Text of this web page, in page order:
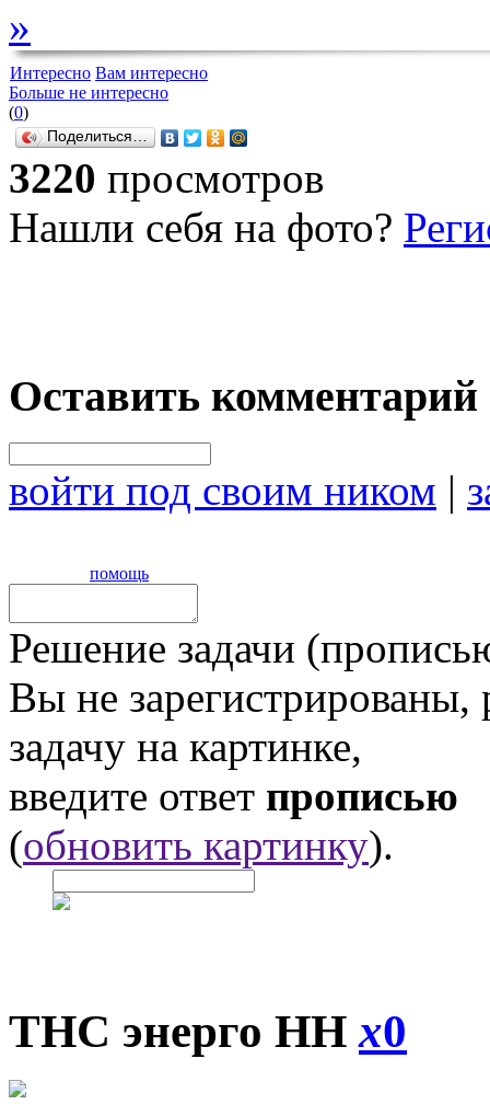
»
Интересно Вам интересно
Больше не интересно
(0)
Поделиться…
3220 просмотров
Нашли себя на фото?
Оставить комментарий
войти под своим ником |
помощь
Решение задачи
Вы не
задачу на картинке,
введите ответ прописью
(обновить картинку).
ТНС энерго ННx0